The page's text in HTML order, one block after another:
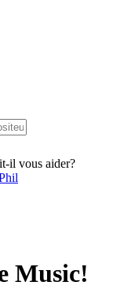
il vous aider?
Music!